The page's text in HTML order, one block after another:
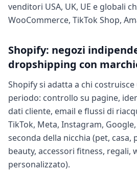
venditori USA, UK, UE e globali
WooCommerce, TikTok Shop,
Shopify: negozi
dropshipping con
Shopify si adatta a chi
periodo: controllo su pagine,
dati cliente, email e flussi di
TikTok, Meta, Instagram,
seconda della nicchia (pet, casa,
beauty, accessori fitness, regali,
personalizzato).